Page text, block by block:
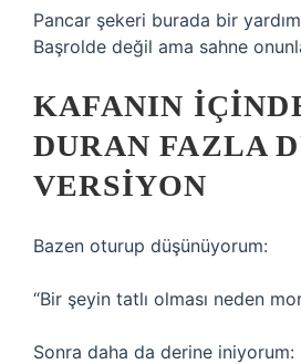
Pancar şekeri burada bir
Başrolde değil ama sahne
KAFANIN
DURAN FAZLA
VERSIYON
Bazen oturup düşünüyorum:
“Bir şeyin tatlı olması neden
Sonra daha da derine iniyorum: